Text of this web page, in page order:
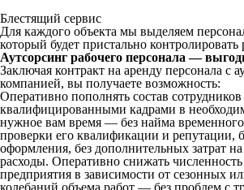
Блестящий сервис
Для каждого объекта мы выделяем
который будет пристально контролировать
Аутсорсинг рабочего персонала —
Заключая контракт на аренду персонала с
компанией, вы получаете возможность:
Оперативно пополнять состав сотрудников
квалифицированными кадрами в
нужное вам время — без найма временного
проверки его квалификации и репутации,
оформления, без дополнительных затрат
расходы. Оперативно снижать численность
предприятия в зависимости от сезонных
колебаний объема работ — без проблем с